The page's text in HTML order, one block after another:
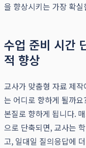
을 향상시키는 가장 확
수업 준비 시간
적 향상
교사가 맞춤형 자료 제
는 어디로 향하게 될까
본질로 향하게 됩니다.
으로 단축되면, 교사는
고, 일대일 질의응답에